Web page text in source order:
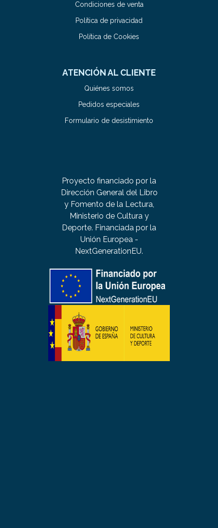
Condiciones de venta
Política de privacidad
Política de Cookies
ATENCIÓN AL CLIENTE
Quiénes somos
Pedidos especiales
Formulario de desistimiento
Proyecto financiado por la
Dirección General del Libro
y Fomento de la Lectura,
Ministerio de Cultura y
Deporte. Financiada por la
Unión Europea -
NextGenerationEU.